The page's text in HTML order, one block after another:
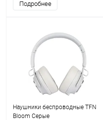
Подробнее
Наушники беспроводные TFN
Bloom Серые